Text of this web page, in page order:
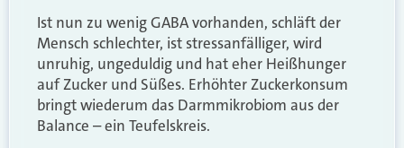
Ist nun zu wenig GABA vorhanden, schläft der
Mensch schlechter, ist stressanfälliger, wird
unruhig, ungeduldig und hat eher Heißhunger
auf Zucker und Süßes. Erhöhter Zuckerkonsum
bringt wiederum das Darmmikrobiom aus der
Balance – ein Teufelskreis.